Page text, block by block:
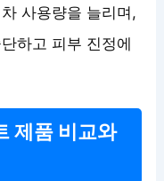
사용량을 늘리며,
하고 피부 진정에
제품 비교와